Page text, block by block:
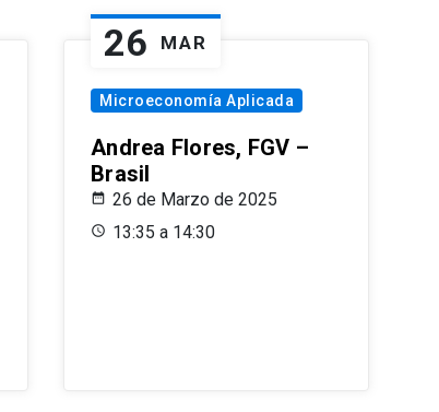
26 MAR
Microeconomía Aplicada
Andrea Flores, FGV –
Brasil
26 de Marzo de 2025
13:35 a 14:30